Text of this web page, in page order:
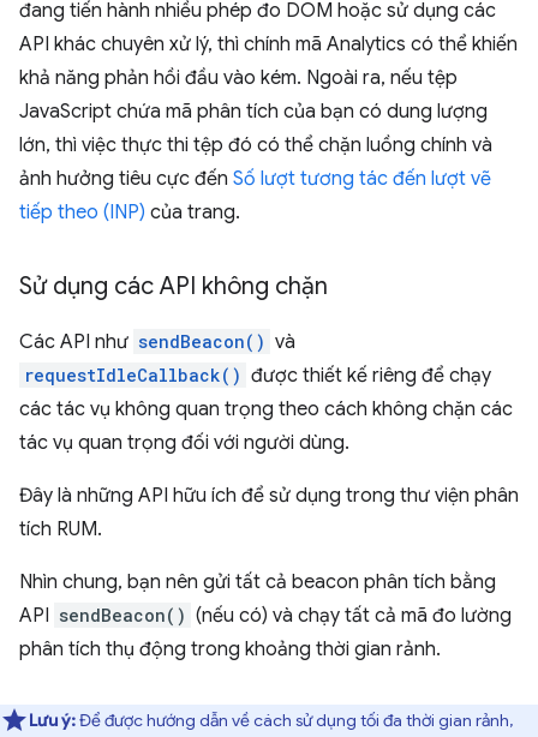
đang tiến hành nhiều phép đo DOM hoặc sử dụng các
API khác chuyên xử lý, thì chính mã Analytics có thể khiến
khả năng phản hồi đầu vào kém. Ngoài ra, nếu tệp
JavaScript chứa mã phân tích của bạn có dung lượng
lớn, thì việc thực thi tệp đó có thể chặn luồng chính và
ảnh hưởng tiêu cực đến Số lượt tương tác đến lượt vẽ
tiếp theo (INP) của trang.
Sử dụng các API không chặn
Các API như sendBeacon() và
requestIdleCallback() được thiết kế riêng để chạy
các tác vụ không quan trọng theo cách không chặn các
tác vụ quan trọng đối với người dùng.
Đây là những API hữu ích để sử dụng trong thư viện phân
tích RUM.
Nhìn chung, bạn nên gửi tất cả beacon phân tích bằng
API sendBeacon() (nếu có) và chạy tất cả mã đo lường
phân tích thụ động trong khoảng thời gian rảnh.
Lưu ý:Để được hướng dẫn về cách sử dụng tối đa thời gian rảnh,